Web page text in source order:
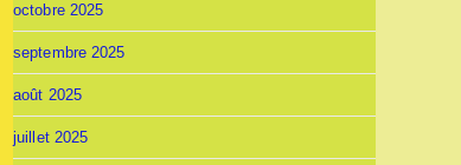
octobre 2025
septembre 2025
août 2025
juillet 2025